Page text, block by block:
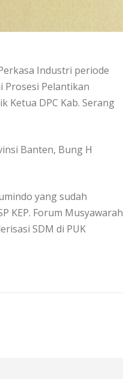
Industri periode
Prosesi Pelantikan
Ketua DPC Kab. Serang
Banten, Bung H
yang sudah
KEP. Forum Musyawarah
SDM di PUK